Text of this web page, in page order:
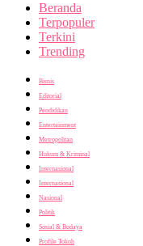
Beranda
Terpopuler
Terkini
Trending
Bisnis
Editorial
Pendidikan
Entertainment
Metropolitan
Hukum & Kriminal
Internasional
Internasional
Nasional
Politik
Sosial & Budaya
Profile Tokoh